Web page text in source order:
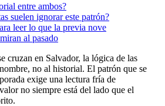
entre ambos?
suelen ignorar este patrón?
leer lo que la previa nove
al pasado
cruzan en Salvador, la lógica de las
no al historial. El patrón que se
exige una lectura fría de
no siempre está del lado que el